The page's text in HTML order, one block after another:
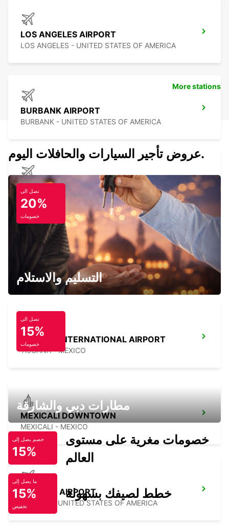
LOS ANGELES AIRPORT
LOS ANGELES - UNITED STATES OF AMERICA
BURBANK AIRPORT
BURBANK - UNITED STATES OF AMERICA
ONTARIO AIRPORT
ONTARIO - UNITED STATES OF AMERICA
SAN DIEGO AIRPORT
SAN DIEGO - UNITED STATES OF AMERICA
TIJUANA INTERNATIONAL AIRPORT
TIJUANA - MEXICO
MEXICALI DOWNTOWN
MEXICALI - MEXICO
SEATTLE AIRPORT
SEATTLE - UNITED STATES OF AMERICA
More stations
عروض تأجير السيارات والحافلات اليوم.
تصل الى
20%
خصومات
التسليم والاستلام
تصل الى
15%
خصومات
مطارات دبي والشارقة
خصم يصل إلى
15%
خصومات مغرية على مستوى
العالم
ما يصل إلى
15%
تخفيض
خطط لصيفك بسهولة